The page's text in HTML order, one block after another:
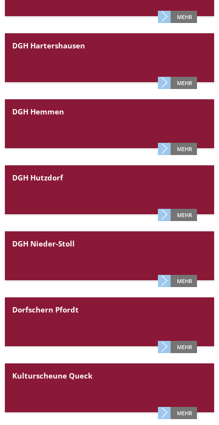
Konzertsaal LMAH
Schlitzer Geschichten MEHR
DGH Hartershausen
MEHR
DGH Hemmen
MEHR
DGH Hutzdorf
MEHR
DGH Nieder-Stoll
MEHR
Dorfschern Pfordt
MEHR
Kulturscheune Queck
MEHR